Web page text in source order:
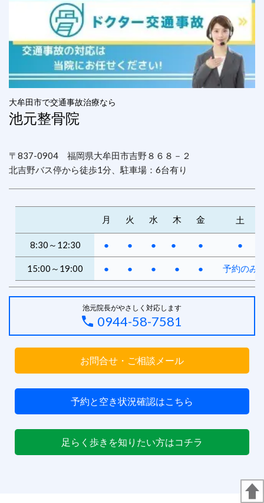
大牟田市で交通事故治療なら
池元整骨院
〒837-0904 福岡県大牟田市吉野８６８－２
北吉野バス停から徒歩1分、駐車場：6台有り
月 火 水 木 金 土
8:30～12:30 ● ● ● ● ● ●
15:00～19:00 ● ● ● ● ● 予約のみ
池元院長がやさしく対応します
0944-58-7581
お問合せ・ご相談メール
予約と空き状況確認はこちら
足らく歩きを知りたい方はコチラ